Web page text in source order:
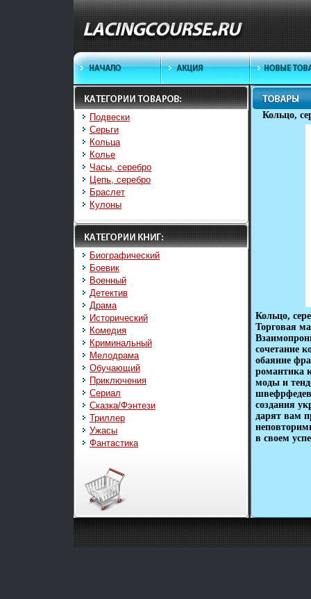
Подвески
Серьги
Кольца
Колье
Часы, серебро
Цепь, серебро
Браслет
Кулоны
Биографический
Боевик
Военный
Детектив
Драма
Исторический
Комедия
Криминальный
Мелодрама
Обучающий
Приключения
Сериал
Сказка/Фэнтези
Триллер
Ужасы
Фантастика
Кольцо,
Кольцо,
Торговая
сочетание
обаяние
романтика
моды и
создания
дарят вам
в своем